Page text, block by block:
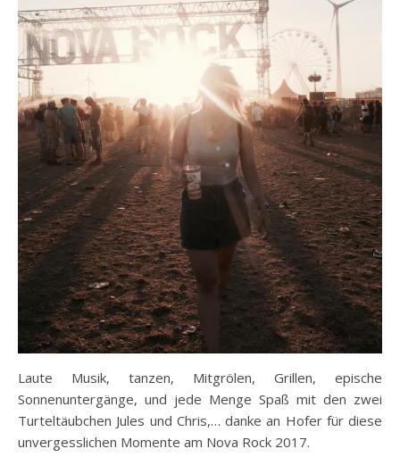
Laute Musik, tanzen, Mitgrölen, Grillen, epische
Sonnenuntergänge, und jede Menge Spaß mit den zwei
Turteltäubchen Jules und Chris,… danke an Hofer für diese
unvergesslichen Momente am Nova Rock 2017.